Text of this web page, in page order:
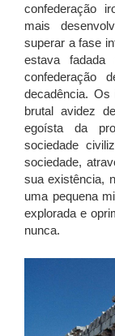
confederação
mais
superar a fase
estava
confederação
decadência.
brutal avidez
egoísta da
sociedade
sociedade,
sua existência,
uma pequena
explorada e
nunca.